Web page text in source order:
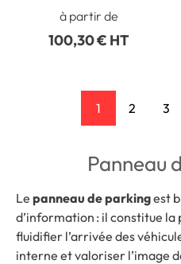
à partir de
100,30 € HT
1 2 3
Panneau
Le panneau de parkingest
d’information : il constitue
fluidifier l’arrivée des
interne et valoriser l’image